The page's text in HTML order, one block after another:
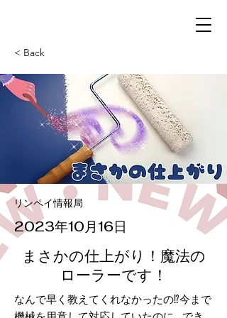
< Back
リンペイ情報局
2023年10月16日
まさかの仕上がり！魔法の
ローラーです！
なんで早く教えてくれなかったの⁉今まで